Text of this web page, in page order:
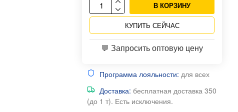
В КОРЗИНУ
КУПИТЬ СЕЙЧАС
💬 Запросить оптовую цену
Программа лояльности: для всех
Доставка: бесплатная доставка 350
(до 1 т). Есть исключения.